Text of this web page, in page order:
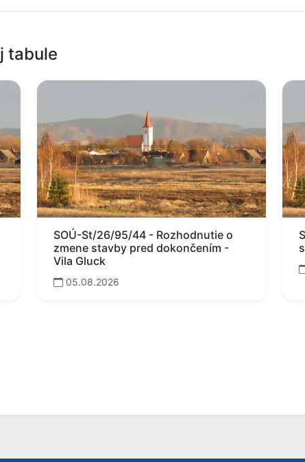
tabule
SOÚ-St/26/95/44 - Rozhodnutie o
zmene stavby pred dokončením -
Vila Gluck
05.08.2026